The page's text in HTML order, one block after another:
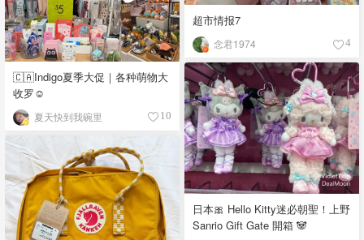
超市情报7
念君1974 4
🇨🇦Indigo夏季大促｜各种萌物大
收罗☺️
夏天快到我碗里 10
日本🎀 Hello Kitty迷必朝聖！上野
Sanrio Gift Gate 開箱 🐼